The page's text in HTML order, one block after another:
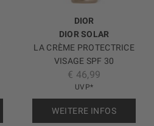
DIOR
DIOR SOLAR
LA CRÈME PROTECTRICE
VISAGE SPF 30
SONNENCREME FÜRS
GESICHT – SCHÜTZENDE
CREME – HOHER SCHUTZ
UVP*
€ 46,99
WEITERE INFOS